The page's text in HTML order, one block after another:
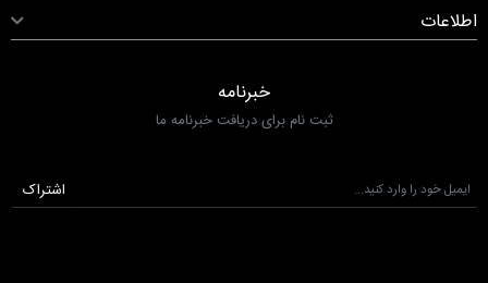
اطلاعات
خبرنامه
ثبت نام برای دریافت خبرنامه ما
اشتراک